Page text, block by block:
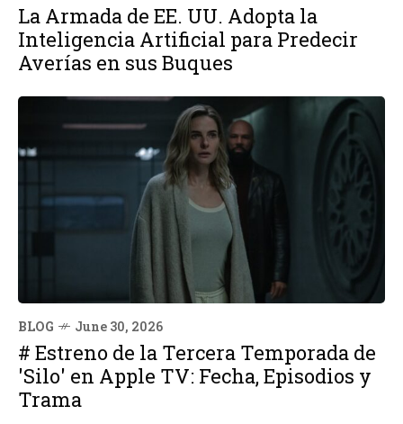
La Armada de EE. UU. Adopta la
Inteligencia Artificial para Predecir
Averías en sus Buques
BLOG June 30, 2026
# Estreno de la Tercera Temporada de
'Silo' en Apple TV: Fecha, Episodios y
Trama